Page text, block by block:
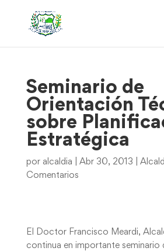
Seminario de
Orientación
sobre
Estratégica
por alcaldia Abr 30, 2013
Comentarios
El Doctor Francisco Meardi,
continua en importante seminario